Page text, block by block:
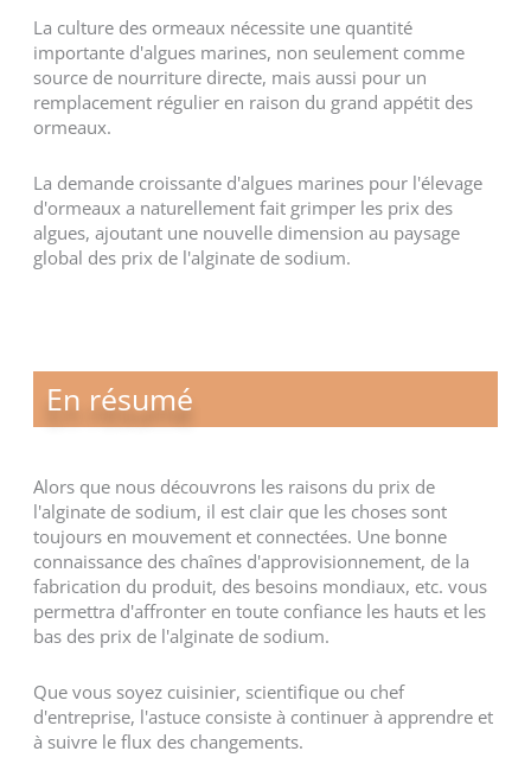
La culture des ormeaux nécessite une quantité
importante d'algues marines, non seulement comme
source de nourriture directe, mais aussi pour un
remplacement régulier en raison du grand appétit des
ormeaux.
La demande croissante d'algues marines pour l'élevage
d'ormeaux a naturellement fait grimper les prix des
algues, ajoutant une nouvelle dimension au paysage
global des prix de l'alginate de sodium.
En résumé
Alors que nous découvrons les raisons du prix de
l'alginate de sodium, il est clair que les choses sont
toujours en mouvement et connectées. Une bonne
connaissance des chaînes d'approvisionnement, de la
fabrication du produit, des besoins mondiaux, etc. vous
permettra d'affronter en toute confiance les hauts et les
bas des prix de l'alginate de sodium.
Que vous soyez cuisinier, scientifique ou chef
d'entreprise, l'astuce consiste à continuer à apprendre et
à suivre le flux des changements.